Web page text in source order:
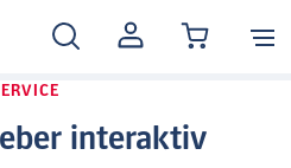
MEIN
KONTO
interaktiv